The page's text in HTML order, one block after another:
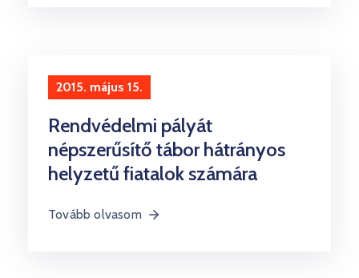
2015. május 15.
Rendvédelmi pályát
népszerűsítő tábor hátrányos
helyzetű fiatalok számára
Tovább olvasom